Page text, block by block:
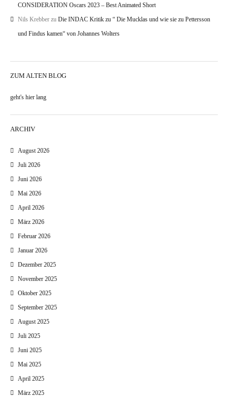
CONSIDERATION Oscars 2023 – Best Animated Short
Nils Krebber zu Die INDAC Kritik zu “ Die Mucklas und wie sie zu Pettersson
und Findus kamen“ von Johannes Wolters
ZUM ALTEN BLOG
geht's hier lang
ARCHIV
August 2026
Juli 2026
Juni 2026
Mai 2026
April 2026
März 2026
Februar 2026
Januar 2026
Dezember 2025
November 2025
Oktober 2025
September 2025
August 2025
Juli 2025
Juni 2025
Mai 2025
April 2025
März 2025